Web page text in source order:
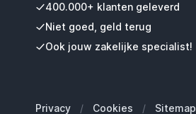
400.000+ klanten geleverd
Niet goed, geld terug
Ook jouw zakelijke specialist!
Privacy / Cookies / Sitemap